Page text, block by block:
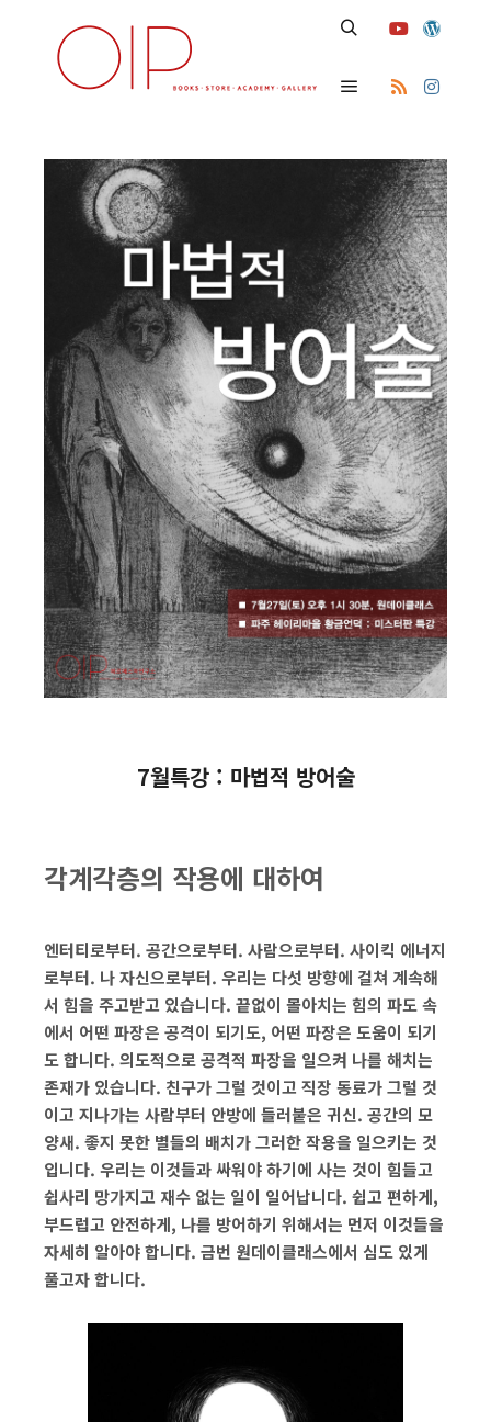
7월특강 : 마법적 방어술
각계각층의 작용에 대하여
엔터티로부터. 공간으로부터. 사람으로부터. 사이킥 에너지
로부터. 나 자신으로부터. 우리는 다섯 방향에 걸쳐 계속해
서 힘을 주고받고 있습니다. 끝없이 몰아치는 힘의 파도 속
에서 어떤 파장은 공격이 되기도, 어떤 파장은 도움이 되기
도 합니다. 의도적으로 공격적 파장을 일으켜 나를 해치는
존재가 있습니다. 친구가 그럴 것이고 직장 동료가 그럴 것
이고 지나가는 사람부터 안방에 들러붙은 귀신. 공간의 모
양새. 좋지 못한 별들의 배치가 그러한 작용을 일으키는 것
입니다. 우리는 이것들과 싸워야 하기에 사는 것이 힘들고
쉽사리 망가지고 재수 없는 일이 일어납니다. 쉽고 편하게,
부드럽고 안전하게, 나를 방어하기 위해서는 먼저 이것들을
자세히 알아야 합니다. 금번 원데이클래스에서 심도 있게
풀고자 합니다.